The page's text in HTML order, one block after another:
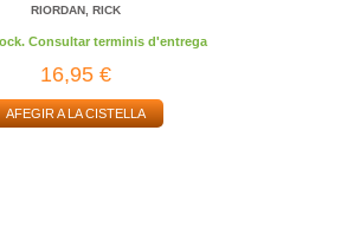
RIORDAN, RICK
Consultar terminis d'entrega
16,95 €
AFEGIR A LA CISTELLA